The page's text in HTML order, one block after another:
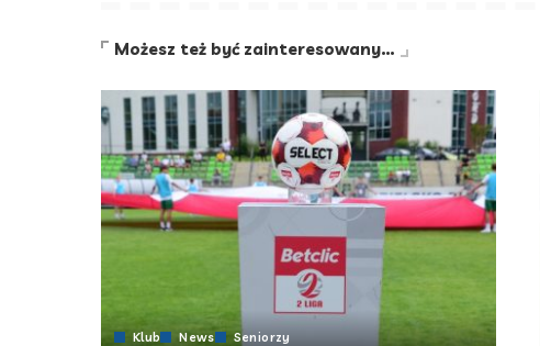
Możesz też być zainteresowany…
Klub News Seniorzy